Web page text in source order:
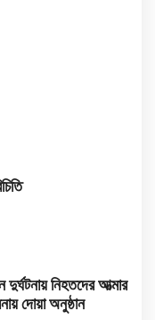
দুর্ঘটনায় নিহতদের আত্মার
দোয়া অনুষ্ঠান